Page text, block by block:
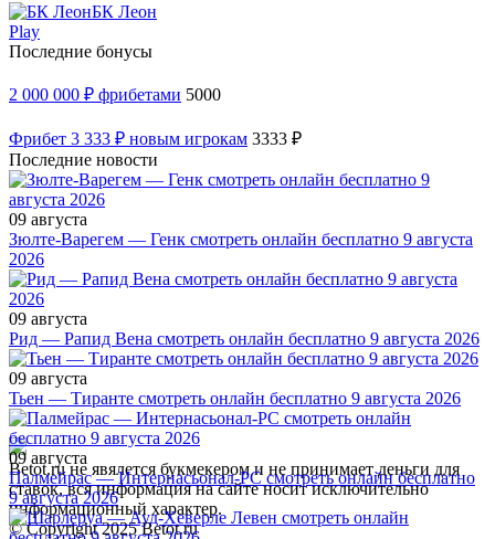
БК Леон
Play
Последние бонусы
2 000 000 ₽ фрибетами 5000
Фрибет 3 333 ₽ новым игрокам 3333 ₽
Последние новости
09 августа
Зюлте-Варегем — Генк смотреть онлайн бесплатно 9 августа
2026
09 августа
Рид — Рапид Вена смотреть онлайн бесплатно 9 августа 2026
09 августа
Тьен — Тиранте смотреть онлайн бесплатно 9 августа 2026
09 августа
Палмейрас — Интернасьонал-РС смотреть онлайн бесплатно
9 августа 2026
Betot.ru не явялется букмекером и не принимает деньги для
ставок, вся информация на сайте носит исключительно
информационный характер.
© Copyright 2025 Betot.ru